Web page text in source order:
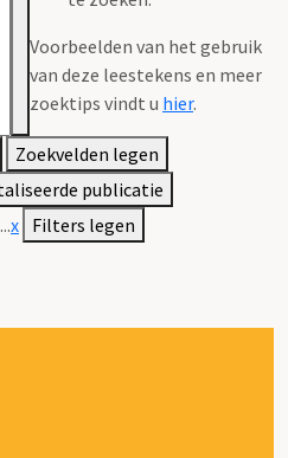
Voorbeelden van het gebruik
van deze leestekens en meer
zoektips vindt u hier.
Zoekvelden legen
publicatie
x Filters legen